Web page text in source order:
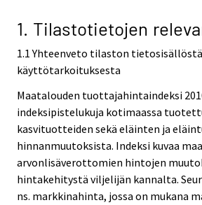
1. Tilastotietojen
1.1 Yhteenveto tilaston
käyttötarkoituksesta
Maatalouden tuottajahintaindeksi
indeksipistelukuja kotimaassa
kasvituotteiden sekä eläinten ja
hinnanmuutoksista. Indeksi kuvaa
arvonlisäverottomien hintojen
hintakehitystä viljelijän kannalta.
ns. markkinahinta, jossa on mukana